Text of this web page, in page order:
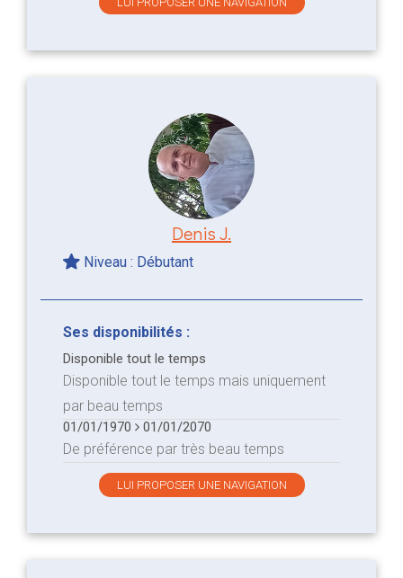
Denis J.
Niveau : Débutant
Ses disponibilités :
Disponible tout le temps
Disponible tout le temps mais uniquement
par beau temps
01/01/1970 01/01/2070
De préférence par très beau temps
LUI PROPOSER UNE NAVIGATION